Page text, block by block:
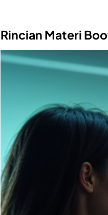
Rincian Materi